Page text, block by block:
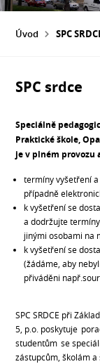
Úvod SPC
SPC srdce
Speciálně
Praktické škole,
je v plném provozu
termíny vyšetření
případně
k vyšetření se
a dodržujte
jinými osobami na
k vyšetření se
(žádáme, aby
přiváděni
SPC SRDCE při
5, p.o. poskytuje
studentům se
zástupcům, školám